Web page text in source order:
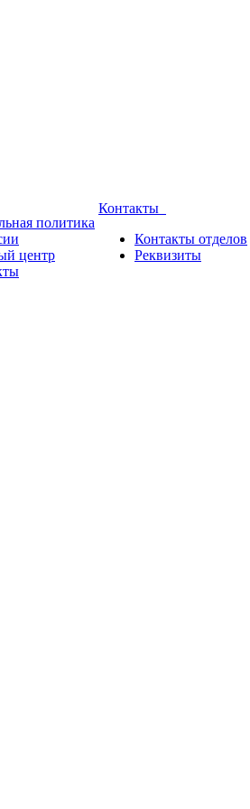
политика
центр
Контакты
Контакты отделов
Реквизиты